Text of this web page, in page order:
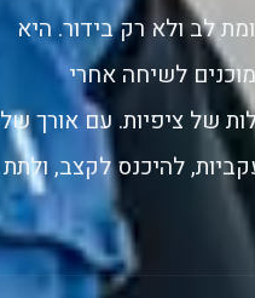
לב ולא רק בידור. היא
לשיחה אחרי
של ציפיות. עם אורך של
יש כאן מרחב לעקביות, להיכנס לקצב, ולתת